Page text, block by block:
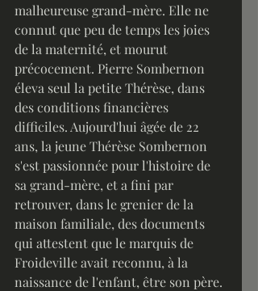
malheureuse grand-mère. Elle ne
connut que peu de temps les joies
de la maternité, et mourut
précocement. Pierre Sombernon
éleva seul la petite Thérèse, dans
des conditions financières
difficiles. Aujourd'hui âgée de 22
ans, la jeune Thérèse Sombernon
s'est passionnée pour l'histoire de
sa grand-mère, et a fini par
retrouver, dans le grenier de la
maison familiale, des documents
qui attestent que le marquis de
Froideville avait reconnu, à la
naissance de l'enfant, être son père.